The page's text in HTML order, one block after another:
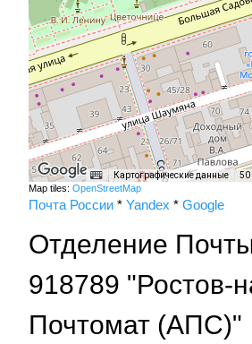
Картографические данные 50
Map tiles: OpenStreetMap
Почта России * Yandex * Google
Отделение
918789 "Ростов-
Почтомат (АПС)"